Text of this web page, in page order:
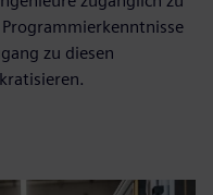
zu diesen